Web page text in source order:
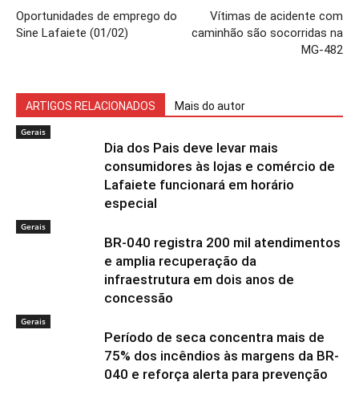
Oportunidades de emprego do
Sine Lafaiete (01/02)
Vítimas de acidente com
caminhão são socorridas na
MG-482
ARTIGOS RELACIONADOS Mais do autor
Gerais
Dia dos Pais deve levar mais
consumidores às lojas e comércio de
Lafaiete funcionará em horário
especial
Gerais
BR-040 registra 200 mil atendimentos
e amplia recuperação da
infraestrutura em dois anos de
concessão
Gerais
Período de seca concentra mais de
75% dos incêndios às margens da BR-
040 e reforça alerta para prevenção